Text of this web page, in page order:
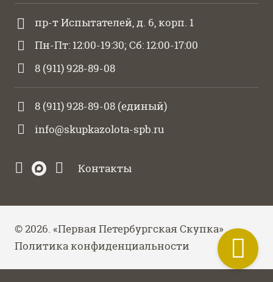
пр-т Испытателей, д. 6, корп. 1
Пн-Пт: 12:00-19:30; Сб: 12:00-17:00
8 (911) 928-89-08
8 (911) 928-89-08 (единый)
info@skupkazolota-spb.ru
Контакты
© 2026. «Первая Петербургская Скупка»
Политика конфиденциальности